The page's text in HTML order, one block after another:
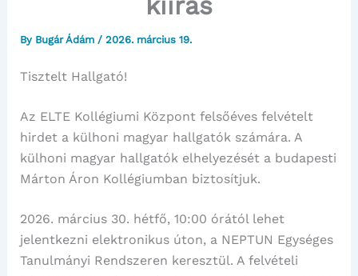
By Bugár Ádám / 2026. március 19.
Tisztelt Hallgató!
Az ELTE Kollégiumi Központ felsőéves felvételt
hirdet a külhoni magyar hallgatók számára. A
külhoni magyar hallgatók elhelyezését a budapesti
Márton Áron Kollégiumban biztosítjuk.
2026. március 30. hétfő, 10:00 órától lehet
jelentkezni elektronikus úton, a NEPTUN Egységes
Tanulmányi Rendszeren keresztül. A felvételi